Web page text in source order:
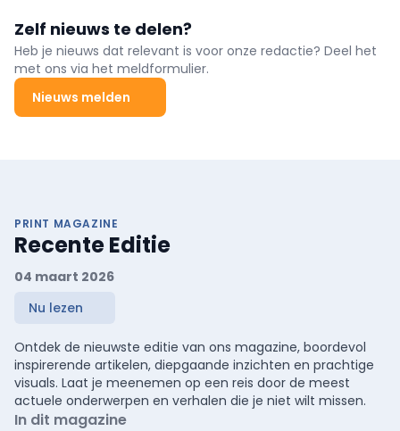
Zelf nieuws te delen?
Heb je nieuws dat relevant is voor onze redactie? Deel het
met ons via het meldformulier.
Nieuws melden
PRINT MAGAZINE
Recente Editie
04 maart 2026
Nu lezen
Ontdek de nieuwste editie van ons magazine, boordevol
inspirerende artikelen, diepgaande inzichten en prachtige
visuals. Laat je meenemen op een reis door de meest
actuele onderwerpen en verhalen die je niet wilt missen.
In dit magazine